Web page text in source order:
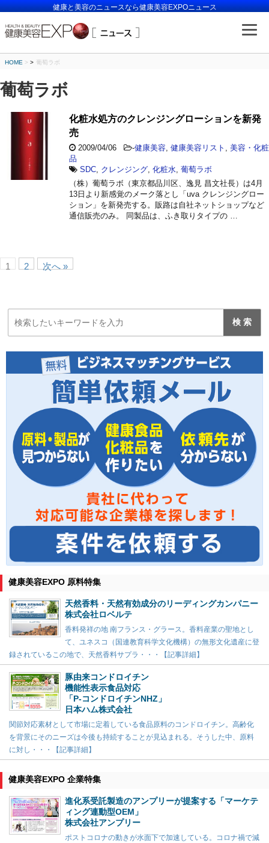
健康と美容のニュースなら健康美容EXPOニュース
HOME > 葡萄ラボ
葡萄ラボ
化粧水処方のクレンジングローションを新発
売
2009/04/06 -健康美容 健康美容リスト
美容・化粧
品
SDC クレンジング 化粧水 葡萄ラボ
（株）葡萄ラボ（東京都品川区、逸見 昌文社長）は4月
13日より新感覚のメーク落とし「uva クレンジングロー
ション」を新発売する。販路は自社ネットショップなど
通信販売のみ。 同製品は、ふき取りタイプの …
1 2 次へ »
健康美容EXPO 原料特集
天然香料・天然有効成分のリーディングカンパニー
株式会社ロベルテ
香料発祥の地 南フランス・グラース。香料産業の聖地とし
て、ユネスコ（国連教育科学文化機構）の無形文化遺産に登
録されているこの地で、天然香料サプラ・・・【記事詳細】
豚由来コンドロイチン
機能性表示食品対応
「P-コンドロイチンNHZ」
日本ハム株式会社
関節対応素材として市場に定着している食品原料のコンドロイチン。高齢化
を背景にそのニーズは今後も持続することが見込まれる。そうした中、原料
に対し・・・【記事詳細】
健康美容EXPO 企業特集
進化系受託製造のアンプリーが提案する「マーケテ
ィング連動型OEM」
株式会社アンプリー
ポストコロナの動きが水面下で加速している。コロナ禍で減